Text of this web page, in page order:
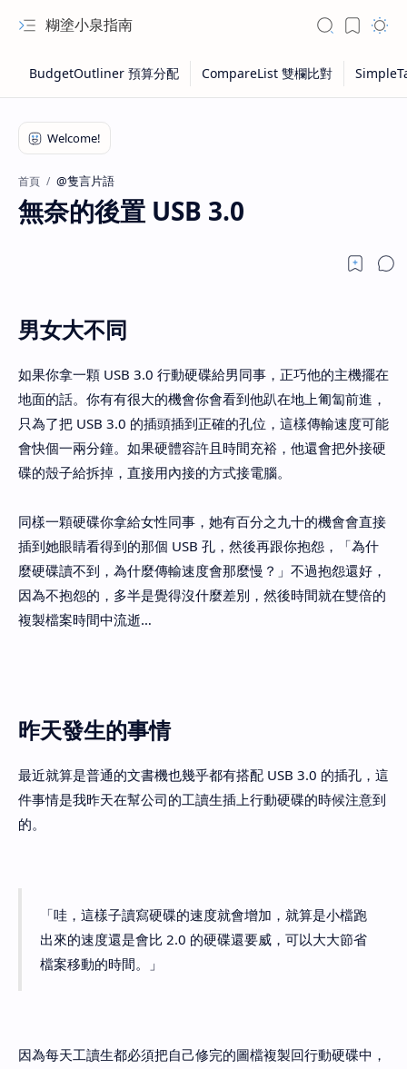
糊塗小泉指南
首頁 @隻言片語
無奈的後置 USB 3.0
男女大不同
如果你拿一顆 USB 3.0 行動硬碟給男同事，正巧他的主機擺在
地面的話。你有有很大的機會你會看到他趴在地上匍匐前進，
只為了把 USB 3.0 的插頭插到正確的孔位，這樣傳輸速度可能
會快個一兩分鐘。如果硬體容許且時間充裕，他還會把外接硬
碟的殼子給拆掉，直接用內接的方式接電腦。
同樣一顆硬碟你拿給女性同事，她有百分之九十的機會會直接
插到她眼睛看得到的那個 USB 孔，然後再跟你抱怨，「為什
麼硬碟讀不到，為什麼傳輸速度會那麼慢？」不過抱怨還好，
因為不抱怨的，多半是覺得沒什麼差別，然後時間就在雙倍的
複製檔案時間中流逝…
昨天發生的事情
最近就算是普通的文書機也幾乎都有搭配 USB 3.0 的插孔，這
件事情是我昨天在幫公司的工讀生插上行動硬碟的時候注意到
的。
「哇，這樣子讀寫硬碟的速度就會增加，就算是小檔跑
出來的速度還是會比 2.0 的硬碟還要威，可以大大節省
檔案移動的時間。」
因為每天工讀生都必須把自己修完的圖檔複製回行動硬碟中，